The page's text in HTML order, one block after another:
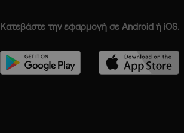
Κατεβάστε την εφαρμογή σε Android ή iOS.